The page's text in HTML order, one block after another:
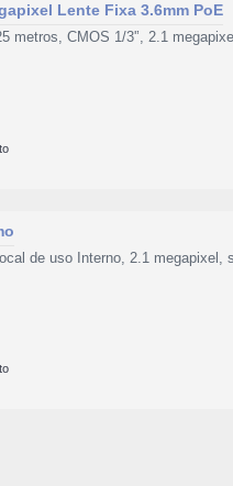
Lente Fixa 3.6mm PoE
metros, CMOS 1/3'’, 2.1
de uso Interno, 2.1 megapixel,